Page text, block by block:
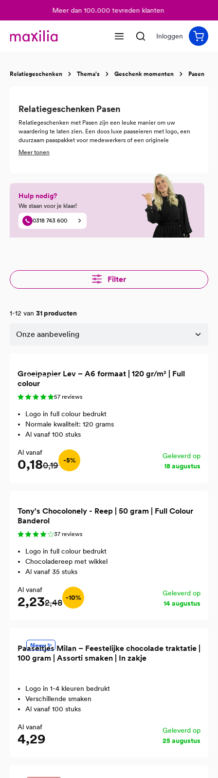
Meer dan 100.000 tevreden klanten
Inloggen
Relatiegeschenken Thema's Geschenk momenten Pasen
Relatiegeschenken Pasen
Relatiegeschenken met Pasen zijn een leuke manier om uw
waardering te laten zien. Een doos luxe paaseieren met logo, een
duurzaam paaspakket voor medewerkers of een originele
paasattentie voor klanten: het zorgt voor een glimlach én extra
Bij Maxilia denken we graag mee over paasgeschenken die passen
Meer tonen
Hulp nodig?
We staan voor je klaar!
0318 743 600
Filter
1-12 van 31 producten
Gerecycled
Groeipapier Lev – A6 formaat | 120 gr/m² | Full
colour
57 reviews
Logo in full colour bedrukt
Normale kwaliteit: 120 grams
Al vanaf 100 stuks
Al vanaf
0,180,19 -5%
Geleverd op
18 augustus
Tony's Chocolonely - Reep | 50 gram | Full Colour
Banderol
37 reviews
Logo in full colour bedrukt
Chocoladereep met wikkel
Al vanaf 35 stuks
Al vanaf
2,232,48 -10%
Geleverd op
14 augustus
Nieuw ✨
Paaseitjes Milan – Feestelijke chocolade traktatie |
100 gram | Assorti smaken | In zakje
Logo in 1-4 kleuren bedrukt
Verschillende smaken
Al vanaf 100 stuks
Al vanaf
4,29
Geleverd op
25 augustus